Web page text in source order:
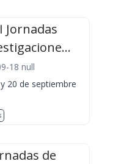
Jornadas
18 null
20 de septiembre
de